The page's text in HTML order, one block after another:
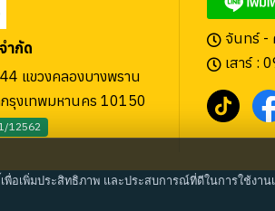
ำกัด
แขวงคลองบางพราน
รุงเทพมหานคร 10150
12562
จันทร์ -
เสาร์ :
พื่อเพิ่มประสิทธิภาพ และประสบการณ์ที่ดีในการใช้ง